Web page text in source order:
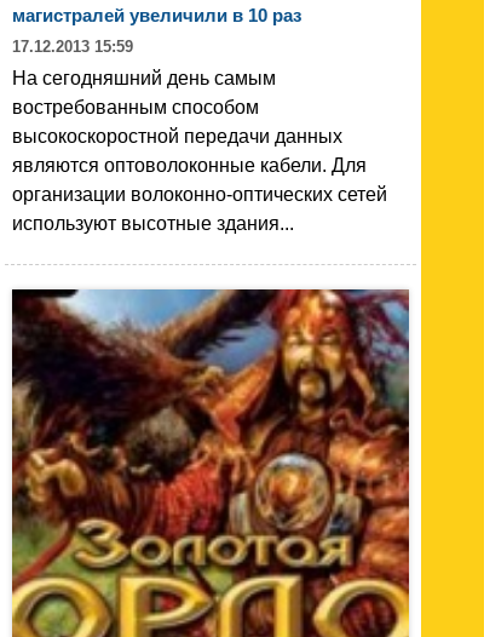
магистралей увеличили в 10 раз
17.12.2013 15:59
На сегодняшний день самым
востребованным способом
высокоскоростной передачи данных
являются оптоволоконные кабели. Для
организации волоконно-оптических сетей
используют высотные здания...